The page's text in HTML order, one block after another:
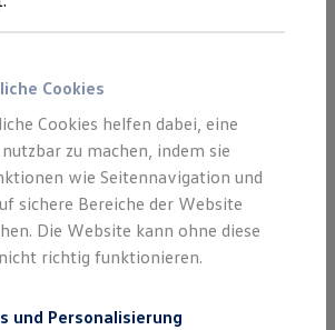
Angebote
Leasing
Leasing
ohne Anzahlung
mit Schlussrate
und Garantien
Class bei Volkswagen
und voller Möglichkeiten.
den Polo.
erfahren
Cookies
Cookies helfen dabei, eine
zu machen, indem sie
wie Seitennavigation und
sichere Bereiche der Website
Die Website kann ohne diese
richtig funktionieren.
und Personalisierung